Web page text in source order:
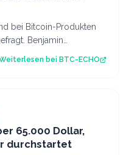
bei Bitcoin-Produkten
Benjamin
bei BTC-ECHO
65.000 Dollar,
durchstartet